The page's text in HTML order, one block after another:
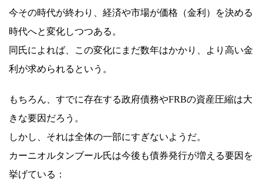
今その時代が終わり、経済や市場が価格（金利）を決める
時代へと変化しつつある。
同氏によれば、この変化にまだ数年はかかり、より高い金
利が求められるという。
もちろん、すでに存在する政府債務やFRBの資産圧縮は大
きな要因だろう。
しかし、それは全体の一部にすぎないようだ。
カーニオルタンブール氏は今後も債券発行が増える要因を
挙げている：